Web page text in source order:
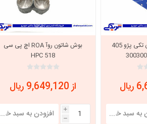
بوش سیلندر پیستون تکی پژو 405
بوش شاتون روآ ROA اچ پی سی
HPC 518
از 9,649,120 ریال
i
h